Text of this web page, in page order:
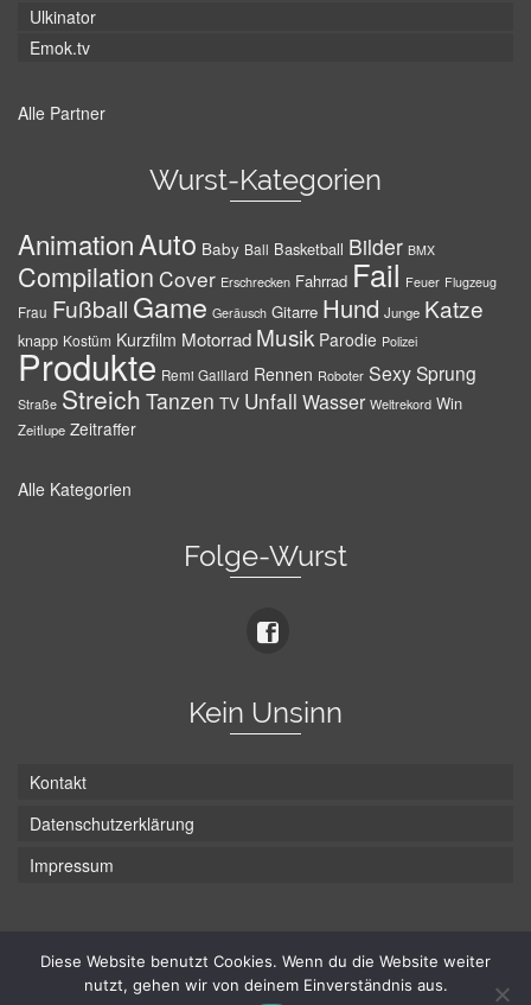
Ulkinator
Emok.tv
Alle Partner
Wurst-Kategorien
AnimationAuto Baby Ball Basketball Bilder BMX
Compilation Cover Erschrecken Fahrrad Fail Feuer Flugzeug
Frau Fußball Game Geräusch Gitarre Hund Junge Katze
knapp Kostüm Kurzfilm Motorrad Musik Parodie Polizei
Produkte Remi Gaillard Rennen Roboter SexySprung
Straße Streich Tanzen TV Unfall Wasser Weltrekord Win
Zeitlupe Zeitraffer
Alle Kategorien
Folge-Wurst
Kein Unsinn
Kontakt
Datenschutzerklärung
Impressum
© Hans-Wurst.net - Gute Laune seit 2005
Diese Website benutzt Cookies. Wenn du die Website weiter
nutzt, gehen wir von deinem Einverständnis aus.